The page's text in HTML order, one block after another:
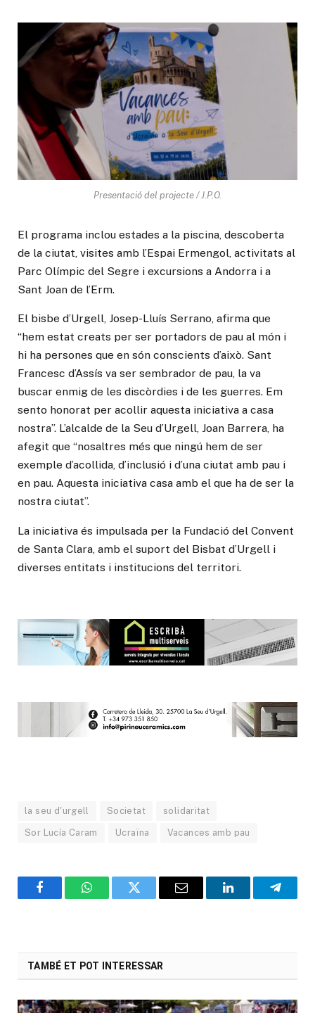
Presentació del projecte / J.P.O.
El programa inclou estades a la piscina, descoberta
de la ciutat, visites amb l’Espai Ermengol, activitats al
Parc Olímpic del Segre i excursions a Andorra i a
Sant Joan de l’Erm.
El bisbe d’Urgell, Josep-Lluís Serrano, afirma que
“hem estat creats per ser portadors de pau al món i
hi ha persones que en són conscients d’això. Sant
Francesc d’Assís va ser sembrador de pau, la va
buscar enmig de les discòrdies i de les guerres. Em
sento honorat per acollir aquesta iniciativa a casa
nostra”. L’alcalde de la Seu d’Urgell, Joan Barrera, ha
afegit que “nosaltres més que ningú hem de ser
exemple d’acollida, d’inclusió i d’una ciutat amb pau i
en pau. Aquesta iniciativa casa amb el que ha de ser la
nostra ciutat”.
La iniciativa és impulsada per la Fundació del Convent
de Santa Clara, amb el suport del Bisbat d’Urgell i
diverses entitats i institucions del territori.
la seu d'urgell Societat solidaritat
Sor Lucía Caram Ucraïna Vacances amb pau
FacebookWhatsAppTwitter Email LinkedIn
TAMBÉ ET POT INTERESSAR